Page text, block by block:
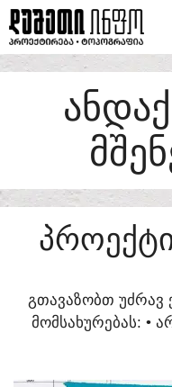
SKIP
TO
CONTENT
ᲒᲗᲐᲕᲐᲖᲝᲑᲗ ᲣᲫᲠᲐᲕ
ᲛᲝᲛᲡᲐᲮᲣᲠᲔᲑᲐᲡ:​ •